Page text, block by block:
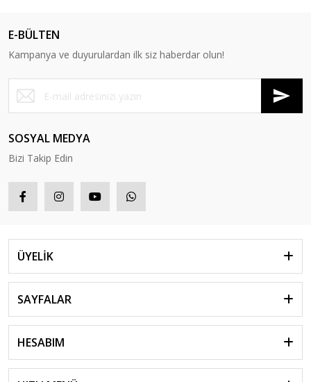
E-BÜLTEN
Kampanya ve duyurulardan ilk siz haberdar olun!
SOSYAL MEDYA
Bizi Takip Edin
ÜYELİK
SAYFALAR
HESABIM